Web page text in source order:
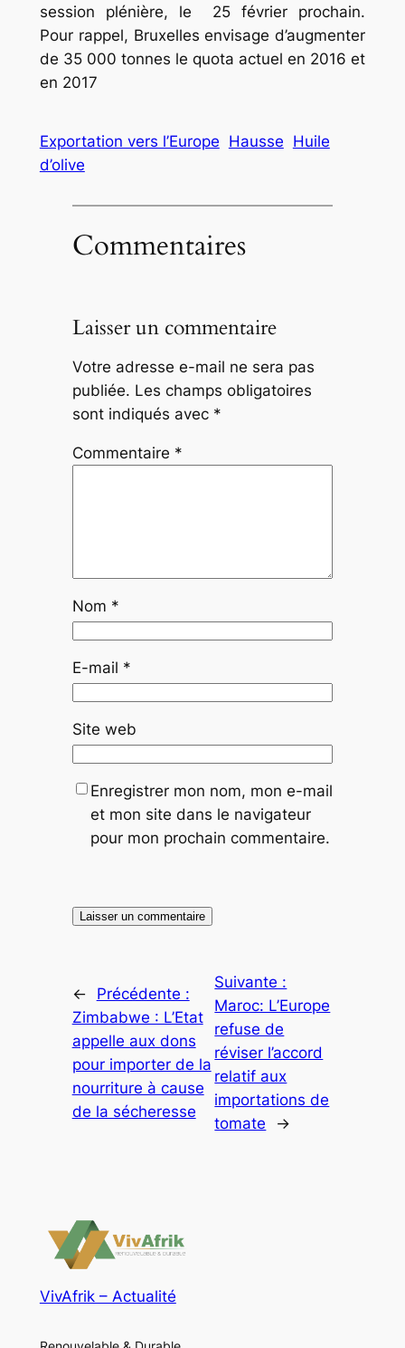
session plénière, le 25 février prochain.
Pour rappel, Bruxelles envisage d’augmenter
de 35 000 tonnes le quota actuel en 2016 et
en 2017
Exportation vers l’Europe Hausse Huile
d’olive
Commentaires
Laisser un commentaire
Votre adresse e-mail ne sera pas
publiée. Les champs obligatoires
sont indiqués avec *
Commentaire *
Nom *
E-mail *
Site web
Enregistrer mon nom, mon e-mail
et mon site dans le navigateur
pour mon prochain commentaire.
←
Précédente :
Zimbabwe : L’Etat
appelle aux dons
pour importer de la
nourriture à cause
de la sécheresse
Suivante :
Maroc: L’Europe
refuse de
réviser l’accord
relatif aux
importations de
tomate
→
VivAfrik – Actualité